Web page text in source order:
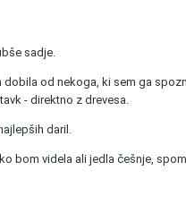
sadje.
dobila od nekoga, ki sem ga
- direktno z drevesa.
daril.
bom videla ali jedla češnje,